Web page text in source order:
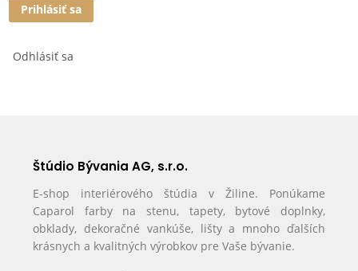
Prihlásiť sa
Odhlásiť sa
Štúdio Bývania AG, s.r.o.
E-shop interiérového štúdia v Žiline. Ponúkame
Caparol farby na stenu, tapety, bytové doplnky,
obklady, dekoračné vankúše, lišty a mnoho ďalších
krásnych a kvalitných výrobkov pre Vaše bývanie.